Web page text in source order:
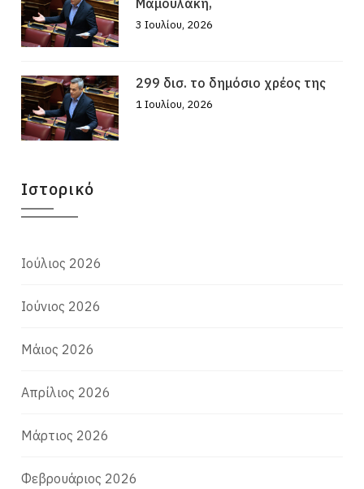
3 Ιουλίου, 2026
299 δισ. το δημόσιο χρέος της
1 Ιουλίου, 2026
Ιστορικό
Ιούλιος 2026
Ιούνιος 2026
Μάιος 2026
Απρίλιος 2026
Μάρτιος 2026
Φεβρουάριος 2026